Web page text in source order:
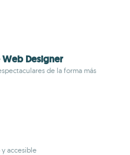
Designer
de la forma más
y accesible